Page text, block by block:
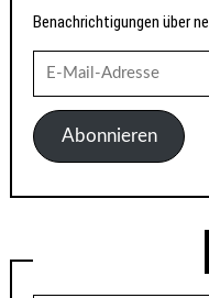
Benachrichtigungen über
Mail-
AdresseAbonnieren